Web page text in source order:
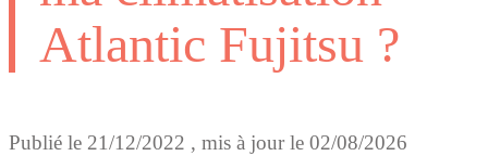
Atlantic Fujitsu ?
Publié le 21/12/2022 , mis à jour le 02/08/2026